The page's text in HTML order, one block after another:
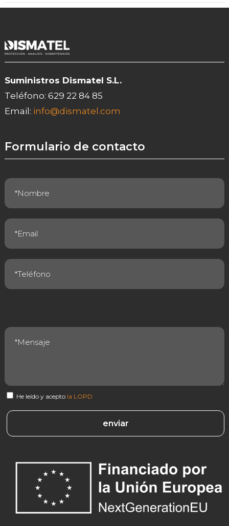
Suministros Dismatel S.L.
Teléfono: 629 22 84 85
Email: info@dismatel.com
Formulario de contacto
He leído y acepto la LOPD